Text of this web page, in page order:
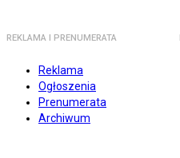
REKLAMA I PRENUMERATA
Reklama
Ogłoszenia
Prenumerata
Archiwum